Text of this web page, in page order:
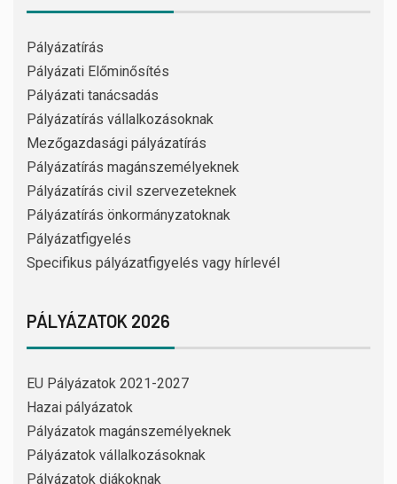
Pályázatírás
Pályázati Előminősítés
Pályázati tanácsadás
Pályázatírás vállalkozásoknak
Mezőgazdasági pályázatírás
Pályázatírás magánszemélyeknek
Pályázatírás civil szervezeteknek
Pályázatírás önkormányzatoknak
Pályázatfigyelés
Specifikus pályázatfigyelés vagy hírlevél
PÁLYÁZATOK 2026
EU Pályázatok 2021-2027
Hazai pályázatok
Pályázatok magánszemélyeknek
Pályázatok vállalkozásoknak
Pályázatok diákoknak